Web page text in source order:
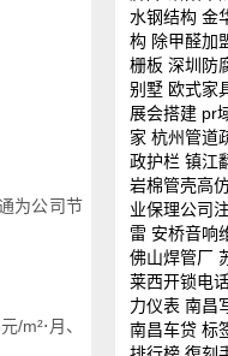
为公司节
m²⋅月、
水钢结构 金
构 除甲醛加
栅板 深圳防
别墅 欧式家
展会搭建 pr
家 杭州管道
政护栏 镇江
岩棉管壳高
业保理公司
雷 安桥音响
佛山焊管厂
莱西开锁电
力仪表 南昌
南昌车贷 标